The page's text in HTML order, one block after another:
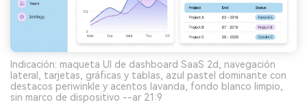
Indicación: maqueta UI de dashboard SaaS 2d, navegación
lateral, tarjetas, gráficas y tablas, azul pastel dominante con
destacos periwinkle y acentos lavanda, fondo blanco limpio,
sin marco de dispositivo --ar 21:9